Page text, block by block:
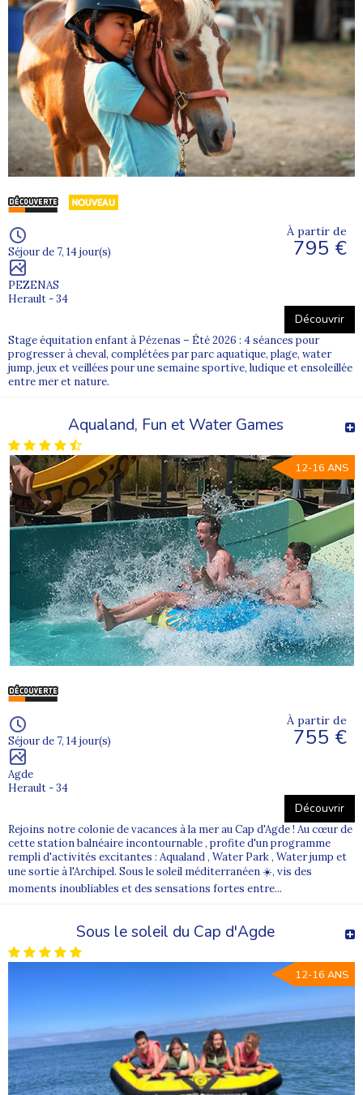
Séjour de 7, 14 jour(s)
PEZENAS
Herault - 34
À partir de
795 €
Découvrir
Stage équitation enfant à Pézenas – Été 2026 : 4 séances pour
progresser à cheval, complétées par parc aquatique, plage, water
jump, jeux et veillées pour une semaine sportive, ludique et ensoleillée
entre mer et nature.
Aqualand, Fun et Water Games
12-16 ANS
Séjour de 7, 14 jour(s)
Agde
Herault - 34
À partir de
755 €
Découvrir
Rejoins notre colonie de vacances à la mer au Cap d'Agde ! Au cœur de
cette station balnéaire incontournable , profite d'un programme
rempli d'activités excitantes : Aqualand , Water Park , Water jump et
une sortie à l'Archipel. Sous le soleil méditerranéen ☀️, vis des
moments inoubliables et des sensations fortes entre...
Sous le soleil du Cap d'Agde
12-16 ANS